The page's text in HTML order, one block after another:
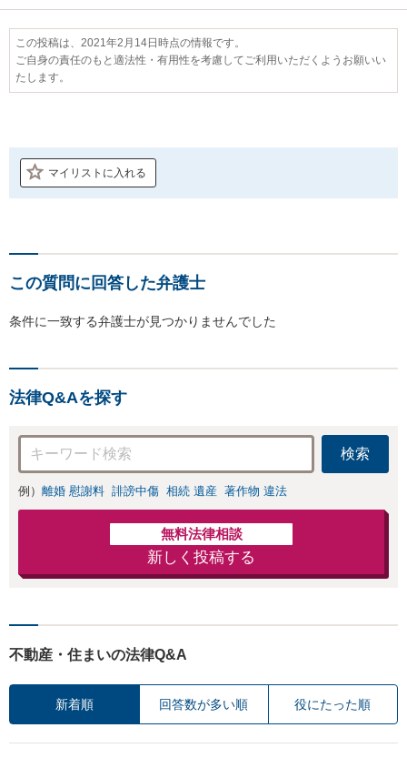
この投稿は、2021年2月14日時点の情報です。
ご自身の責任のもと適法性・有用性を考慮してご利用いただくようお願いい
たします。
マイリストに入れる
この質問に回答した弁護士
条件に一致する弁護士が見つかりませんでした
法律Q&Aを探す
検索
例） 離婚 慰謝料 誹謗中傷 相続 遺産 著作物 違法
無料法律相談
新しく投稿する
不動産・住まいの法律Q&A
新着順 回答数が多い順 役にたった順